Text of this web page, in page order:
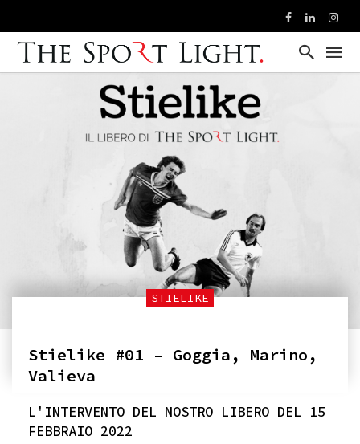
STIELIKE
Stielike #01 – Goggia, Marino,
Valieva
L'INTERVENTO DEL NOSTRO LIBERO DEL 15
FEBBRAIO 2022